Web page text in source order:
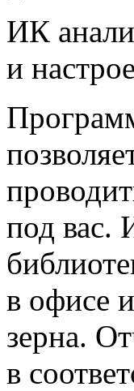
ИК
и
под вас.
в офисе
зерна.
в